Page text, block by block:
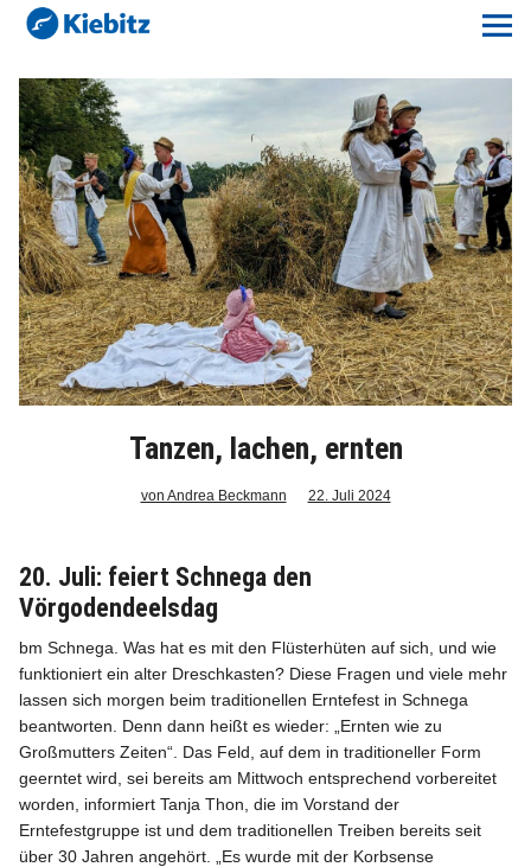
Kiebitz-Online
Lokales
Aktuelles E-Paper
Veranstaltungskalender
Anzeigenpreise
Meine Region Online
Info
Tanzen, lachen, ernten
von Andrea Beckmann 22. Juli 2024
20. Juli: feiert Schnega den
Vörgodendeelsdag
bm Schnega. Was hat es mit den Flüsterhüten auf sich, und wie
funktioniert ein alter Dresch­kasten? Diese Fragen und viele mehr
lassen sich morgen beim traditionellen Erntefest in Schnega
beantworten. Denn dann heißt es wieder: „Ernten wie zu
Großmutters Zeiten“. Das Feld, auf dem in traditioneller Form
geerntet wird, sei bereits am Mittwoch entsprechend vorbereitet
worden, informiert Tanja Thon, die im Vorstand der
Erntefestgruppe ist und dem traditionellen Treiben bereits seit
über 30 Jahren angehört. „Es wurde mit der Korbsense